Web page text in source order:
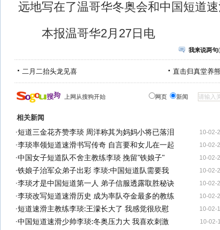
远地写在了温哥华冬奥会和中国短道
本报温哥华2月27日电
我来说两句(
二月二抬头龙见喜 直击归真堂养
上网从搜狗开始 网页 新闻
相关新闻
10-02-
·短道三金花齐赞李琰 周洋称其为妈妈小将已落泪
10-02-
·李琰率领短道速滑书写传奇 自言要和女儿在一起
10-02-
·中国女子短道队不舍主教练李琰 挽留"铁娘子"
10-02-
·铁娘子治军众弟子出彩 李琰:中国短道队需要我
10-02-
·李琰才是中国短道第一人 弟子信服透露取胜秘诀
10-02-
·李琰改写短道速滑历史 成为率队夺金最多的教练
10-02-
·短道速滑主教练李琰:王濛长大了 我感觉很欣慰
10-02-
·中国短道速滑少帅李琰:冬奥压力大 我喜欢刺激